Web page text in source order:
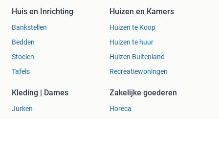
Huis en Inrichting
Bankstellen
Bedden
Stoelen
Tafels
Huizen en Kamers
Huizen te Koop
Huizen te huur
Huizen Buitenland
Recreatiewoningen
Kleding | Dames
Jurken
Zakelijke goederen
Horeca